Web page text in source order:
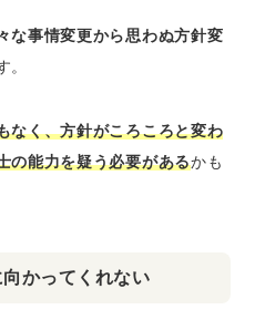
な事情変更から思わぬ方針変
。
なく、方針がころころと変わ
の能力を疑う必要があるかも
かってくれない